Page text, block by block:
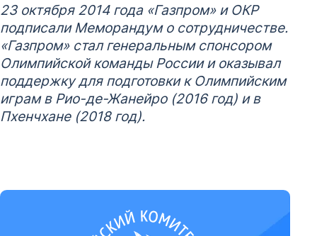
23 октября 2014 года «Газпром» и ОКР
подписали Меморандум о сотрудничестве.
«Газпром» стал генеральным спонсором
Олимпийской команды России и оказывал
поддержку для подготовки к Олимпийским
играм в Рио-де-Жанейро (2016 год) и в
Пхенчхане (2018 год).